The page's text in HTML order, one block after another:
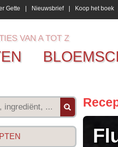
Gette Nieuwsbrief Koop het boek
VAN A TOT Z